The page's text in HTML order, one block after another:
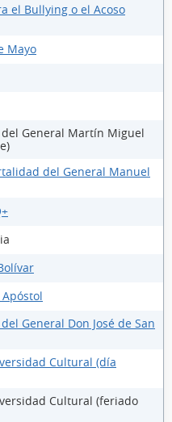
el Bullying o el Acoso
Mayo
General Martín Miguel
del General Manuel
General Don José de San
Cultural (día
Cultural (feriado